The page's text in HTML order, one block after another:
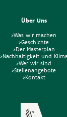
Über Uns
>Was wir machen
>Geschichte
>Der Masterplan
>Nachhaltigkeit und
>Wer wir sind
>Stellenangebote
>Kontakt